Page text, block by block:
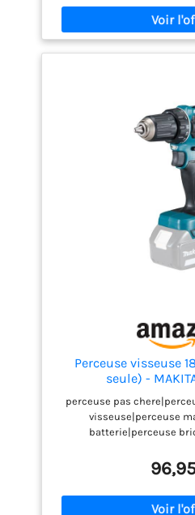
Perceuse visseuse
seule) -
perceuse pas
visseuse|perceuse
batterie|perceuse
portative|perceuse 18
puissante|perceuse